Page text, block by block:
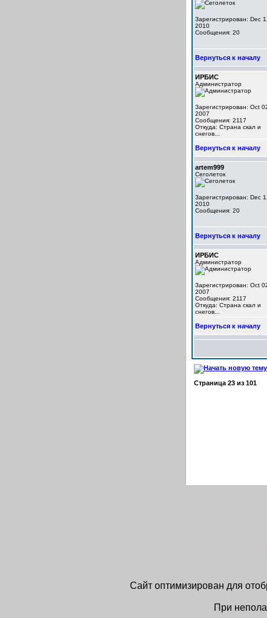
Зарегистрирован: Dec
2010
Сообщения: 20
Вернуться к началу
ИРБИС
Администратор
Зарегистрирован: Oct
2007
Сообщения: 2117
Откуда: Cтрана скал и
снегов...
Вернуться к началу
artem999
Сеголеток
Зарегистрирован: Dec
2010
Сообщения: 20
Вернуться к началу
ИРБИС
Администратор
Зарегистрирован: Oct
2007
Сообщения: 2117
Откуда: Cтрана скал и
снегов...
Вернуться к началу
Страница 23из 101
Сайт оптимизирован для
При